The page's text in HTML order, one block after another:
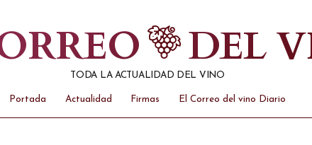
DEL
TODA LA ACTUALIDAD DEL VINO
Portada Actualidad Firmas El Correo del vino Diario